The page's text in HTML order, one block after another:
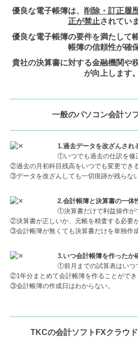
優良な電子帳簿は、 削除・訂正履
正が禁止されてい
優良な電子帳簿の要件を満たして
帳簿の信頼性が確
貴社の決算書に対する金融機関や
が向上します。
一般のパソコン会計ソ
1.過去データを改ざんされ
①いつでも過去の仕訳を修
②過去の月初科目残高をいつでも変更できる
③データを改ざんしても一切痕跡が残らない
2.会計帳簿と決算書の一体
①決算書だけで利益操作が
②決算書が正しいか、元帳を精査する必要が
③会計帳簿が無くても決算書だけを単独作
3.いつ会計帳簿を作ったか
①前月までの試算表はいつ
②1年分まとめて会計帳簿を作ることができ
③会計帳簿の作成日はわからない。
TKCの会計ソフトFXクラウ